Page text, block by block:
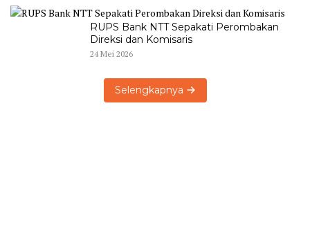
RUPS Bank NTT Sepakati Perombakan
Direksi dan Komisaris
24 Mei 2026
Selengkapnya